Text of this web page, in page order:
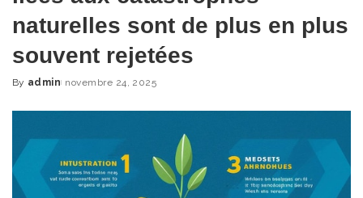
naturelles sont de plus en plus
souvent rejetées
Posted
By admin novembre 24, 2025